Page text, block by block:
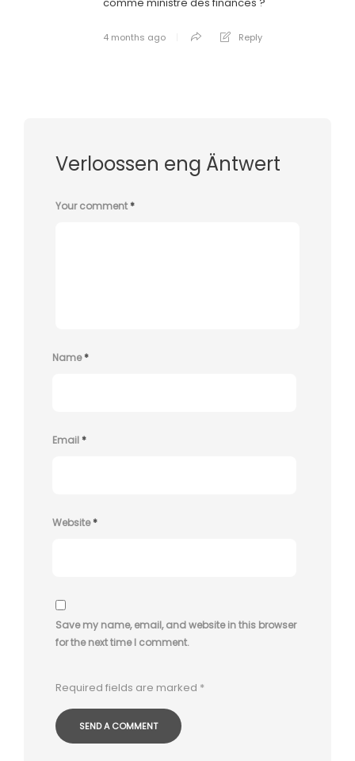
comme ministre des finances ?
4 months ago Reply
Verloossen eng Äntwert
Your comment*
Name*
Email*
Website*
Save my name, email, and website in this browser
for the next time I comment.
Required fields are marked *